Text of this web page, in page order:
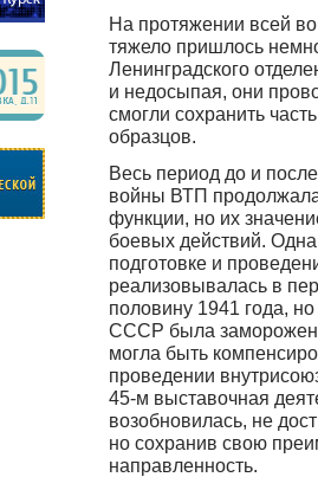
На протяжении всей
тяжело пришлось
Ленинградского
и недосыпая, они
смогли сохранить
образцов.
Весь период до и
войны ВТП
функции, но их
боевых действий.
подготовке и
реализовывалась в
половину 1941 года,
СССР была
могла быть
проведении
45-м выставочная
возобновилась, не
но сохранив свою
направленность.